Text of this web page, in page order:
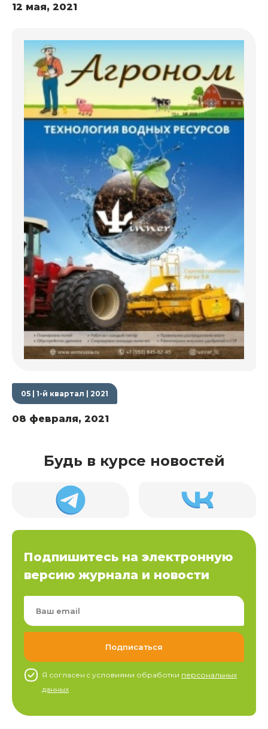
12 мая, 2021
05 | 1-й квартал | 2021
08 февраля, 2021
Будь в курсе новостей
Подпишитесь на электронную
версию журнала и новости
Я согласен c условиями обработки персональных
данных